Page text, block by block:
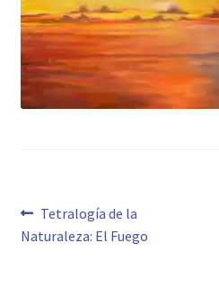
Navegación
de
Anterior:
Tetralogía de la
Naturaleza: El Fuego